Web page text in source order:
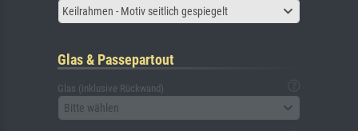
Keilrahmen - Motiv seitlich gespiegelt
Glas & Passepartout
Glas (inklusive Rückwand)
Bitte wählen